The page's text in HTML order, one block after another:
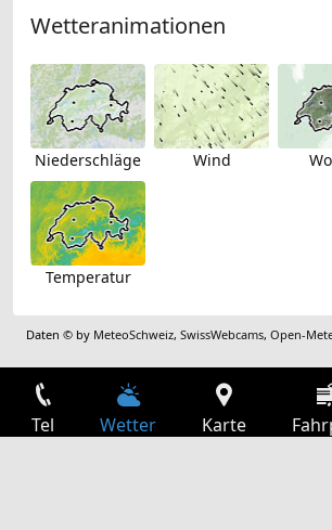
Wetteranimationen
Niederschläge Wind
Temperatur
Daten © by MeteoSchweiz,SwissWebcams,Open-
Tel Wetter Karte